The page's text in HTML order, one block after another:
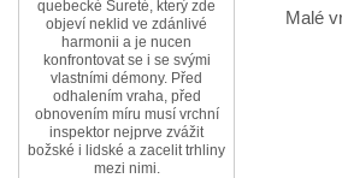
Malé
quebecké Sureté, který zde
objeví neklid ve zdánlivé
harmonii a je nucen
konfrontovat se i se svými
vlastními démony. Před
odhalením vraha, před
obnovením míru musí vrchní
inspektor nejprve zvážit
božské i lidské a zacelit trhliny
mezi nimi.